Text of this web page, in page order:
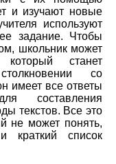
и изучают новые
используют
задание. Чтобы
школьник может
который станет
со
имеет все ответы
составления
текстов. Все это
не может понять,
список